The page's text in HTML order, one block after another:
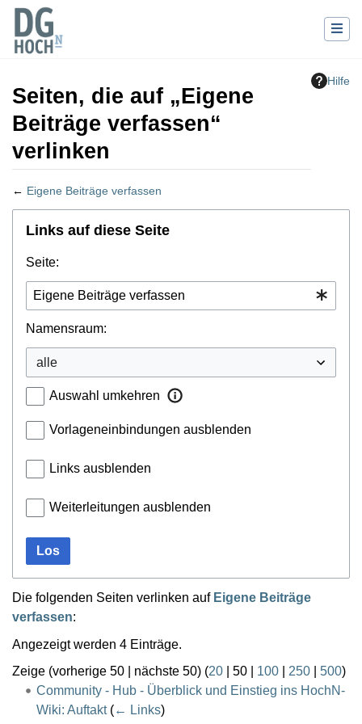
Hilfe
Seiten, die auf „Eigene
Beiträge verfassen“
verlinken
← Eigene Beiträge verfassen
Wechseln zu:Navigation,Suche
Links auf diese Seite
Seite:
Namensraum:
Auswahl umkehren
Vorlageneinbindungen ausblenden
Links ausblenden
Weiterleitungen ausblenden
Los
Die folgenden Seiten verlinken auf Eigene Beiträge
verfassen:
Angezeigt werden 4 Einträge.
Zeige (vorherige 50 nächste 50) (20 50 100 250 500)
Community - Hub - Überblick und Einstieg ins HochN-
Wiki: Auftakt (← Links)